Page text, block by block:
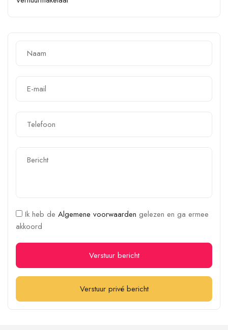
Ik heb de Algemene voorwaarden gelezen en ga ermee
akkoord
Verstuur bericht
Verstuur privé bericht